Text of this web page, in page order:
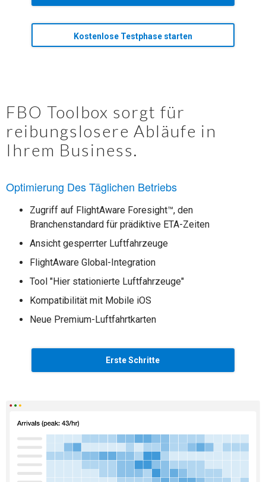
Kostenlose Testphase starten
FBO Toolbox sorgt für
reibungslosere Abläufe in
Ihrem Business.
Optimierung Des Täglichen Betriebs
Zugriff auf FlightAware Foresight™, den
Branchenstandard für prädiktive ETA-Zeiten
Ansicht gesperrter Luftfahrzeuge
FlightAware Global-Integration
Tool "Hier stationierte Luftfahrzeuge"
Kompatibilität mit Mobile iOS
Neue Premium-Luftfahrtkarten
Erste Schritte